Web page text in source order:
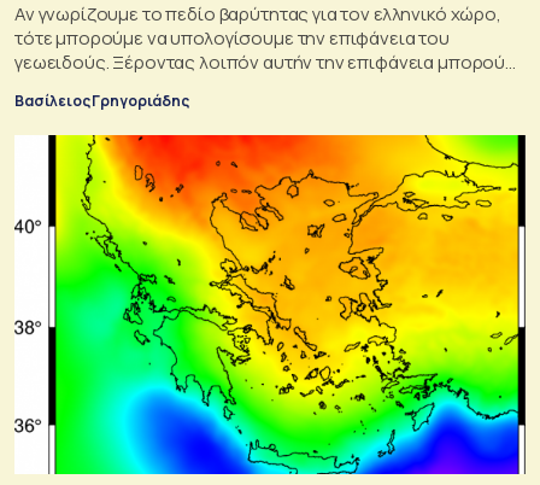
Αν γνωρίζουμε το πεδίο βαρύτητας για τον ελληνικό χώρο,
τότε μπορούμε να υπολογίσουμε την επιφάνεια του
γεωειδούς. Ξέροντας λοιπόν αυτήν την επιφάνεια μπορούμε
μετά να μετατρέψουμε τα γεωμετρικά υψόμετρα σε
υψόμετρα που όλοι κατανοούμε
Βασίλειος Γρηγοριάδης